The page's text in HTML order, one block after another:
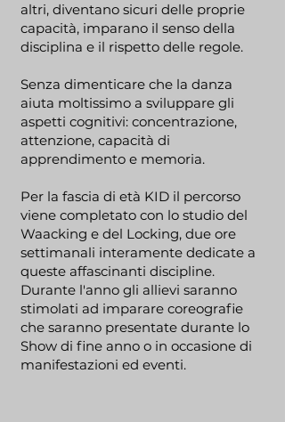
altri, diventano sicuri delle proprie
capacità, imparano il senso della
disciplina e il rispetto delle regole.
Senza dimenticare che la danza
aiuta moltissimo a sviluppare gli
aspetti cognitivi: concentrazione,
attenzione, capacità di
apprendimento e memoria.
Per la fascia di età KID il percorso
viene completato con lo studio del
Waacking e del Locking, due ore
settimanali interamente dedicate a
queste affascinanti discipline.
Durante l'anno gli allievi saranno
stimolati ad imparare coreografie
che saranno presentate durante lo
Show di fine anno o in occasione di
manifestazioni ed eventi.